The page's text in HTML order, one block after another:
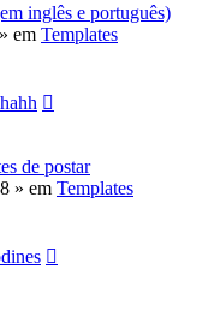
inglês e português)
» em Templates
de postar
» em Templates